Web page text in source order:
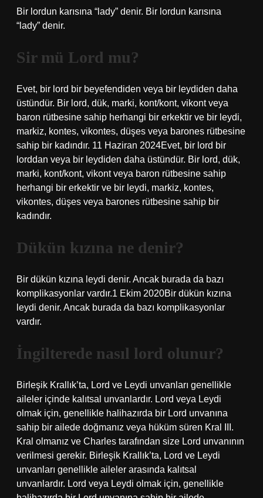
Bir lordun karısına “lady” denir. Bir lordun karısına
“lady” denir.
Sir mü Lord mu?
Evet, bir lord bir beyefendiden veya bir leydiden daha
üstündür. Bir lord, dük, marki, kont/kont, vikont veya
baron rütbesine sahip herhangi bir erkektir ve bir leydi,
markiz, kontes, vikontes, düşes veya barones rütbesine
sahip bir kadındır. 11 Haziran 2024Evet, bir lord bir
lorddan veya bir leydiden daha üstündür. Bir lord, dük,
marki, kont/kont, vikont veya baron rütbesine sahip
herhangi bir erkektir ve bir leydi, markiz, kontes,
vikontes, düşes veya barones rütbesine sahip bir
kadındır.
Dükün kızına ne denir?
Bir dükün kızına leydi denir. Ancak burada da bazı
komplikasyonlar vardır.1 Ekim 2020Bir dükün kızına
leydi denir. Ancak burada da bazı komplikasyonlar
vardır.
İngilterede nasıl lord olunur?
Birleşik Krallık’ta, Lord ve Leydi unvanları genellikle
aileler içinde kalıtsal unvanlardır. Lord veya Leydi
olmak için, genellikle halihazırda bir Lord unvanına
sahip bir ailede doğmanız veya hüküm süren Kral III.
Kral olmanız ve Charles tarafından size Lord unvanının
verilmesi gerekir. Birleşik Krallık’ta, Lord ve Leydi
unvanları genellikle aileler arasında kalıtsal
unvanlardır. Lord veya Leydi olmak için, genellikle